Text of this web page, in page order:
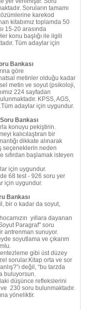
Soruların tamamı
karekod
kitabımız toplamda 50
15-20 arasında
konu başlığı ile ilgili
Tüm adaylar için
Bankası
göre
metinler olduğu kadar
metin ve soyut (psikoloji,
224 sayfadan
KPSS, AGS,
adaylar için uygundur.
Bankası
konuyu pekiştirin.
kalıcılaştıran bir
dikkate alınarak
seçeneklerin neden
başlamak isteyen
için uygundur.
68 test - 926 soru yer
için uygundur.
Bankası
bir o kadar da soyut,
yıllara dayanan
Paragraf" soru
antrenman sunuyor.
soyutlama ve çıkarım
gibi üst düzey
sorular.Kitap orta ve sor
değil, “bu tarzda
buluyorsun.
düşünce reflekslerini
230 soru bulunmaktadır.
yöneliktir.